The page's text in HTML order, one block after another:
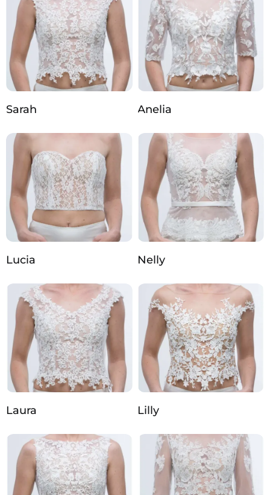
Sarah Anelia
Lucia Nelly
Laura Lilly